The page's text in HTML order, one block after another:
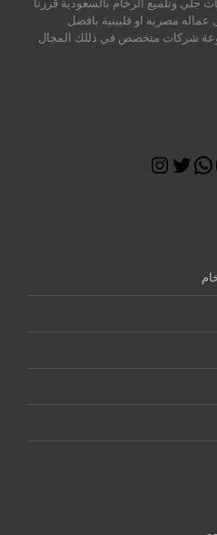
مصريه او فلبينية بافضل
شركات متخصص في ذللك المجال
YouTube
WhatsApp
Twitter